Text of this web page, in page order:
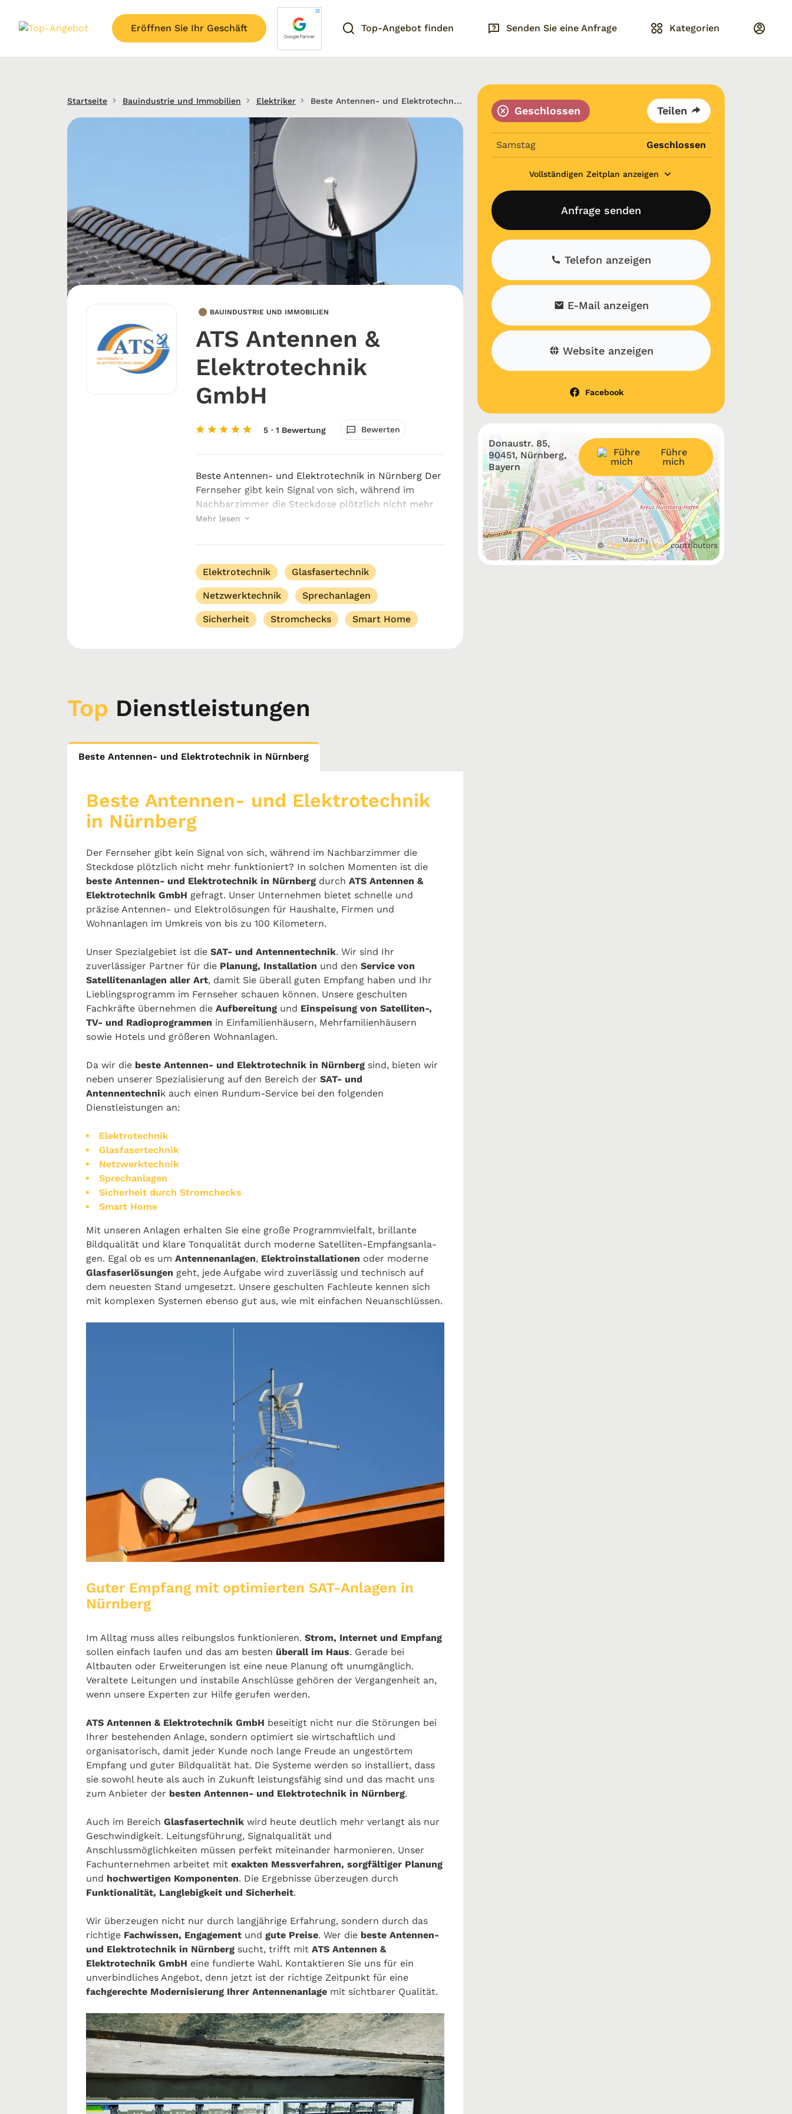
Eröffnen Sie Ihr Geschäft Top-Angebot finden Senden Sie eine Anfrage Kategorien
Startseite Bauindustrie und Immobilien Elektriker Beste Antennen- und Elektrotechnik in Nürnberg
BAUINDUSTRIE UND IMMOBILIEN
ATS Antennen &
Elektrotechnik
GmbH
5 · 1 Bewertung Bewerten
Beste Antennen- und Elektrotechnik in Nürnberg Der
Fernseher gibt kein Signal von sich, während im
Nachbarzimmer die Steckdose plötzlich nicht mehr
funktioniert? In solchen Momenten ist die beste
Mehr lesen
Elektrotechnik Glasfasertechnik
Netzwerktechnik Sprechanlagen
Sicherheit Stromchecks Smart Home
Geschlossen Teilen
Samstag Geschlossen
Vollständigen Zeitplan anzeigen
Anfrage senden
Telefon anzeigen
E-Mail anzeigen
Website anzeigen
Facebook
+
−
©OpenStreetMapcontributors
Donaustr. 85,
90451, Nürnberg,
Bayern
Führe
mich
Top Dienstleistungen
Beste Antennen- und Elektrotechnik in Nürnberg
Beste Antennen- und Elektrotechnik
in Nürnberg
Der Fernseher gibt kein Signal von sich, während im Nachbarzimmer die
Steckdose plötzlich nicht mehr funktioniert? In solchen Momenten ist die
beste Antennen- und Elektrotechnik in Nürnberg durch ATS Antennen &
Elektrotechnik GmbH gefragt. Unser Unternehmen bietet schnelle und
präzise Antennen- und Elektrolösungen für Haushalte, Firmen und
Wohnanlagen im Umkreis von bis zu 100 Kilometern.
Unser Spezialgebiet ist die SAT- und Antennentechnik. Wir sind Ihr
zuverlässiger Partner für die Planung, Installation und den Service von
Satellitenanlagen aller Art, damit Sie überall guten Empfang haben und Ihr
Lieblingsprogramm im Fernseher schauen können. Unsere geschulten
Fachkräfte übernehmen die Aufbereitung und Einspeisung von Satelliten-,
TV- und Radioprogrammen in Einfamilienhäusern, Mehrfamilienhäusern
sowie Hotels und größeren Wohnanlagen.
Da wir die beste Antennen- und Elektrotechnik in Nürnberg sind, bieten wir
neben unserer Spezialisierung auf den Bereich der SAT- und
Antennentechnik auch einen Rundum-Service bei den folgenden
Dienstleistungen an:
Elektrotechnik
Glasfasertechnik
Netzwerktechnik
Sprechanlagen
Sicherheit durch Stromchecks
Smart Home
Mit unseren Anlagen erhalten Sie eine gro­ße Pro­gramm­viel­falt, bril­lan­te
Bildqualität und klare Ton­qua­lität durch mo­der­ne Sa­tel­li­ten-Emp­fangs­an­la­
gen. Egal ob es um Antennenanlagen, Elektroinstallationen oder moderne
Glasfaserlösungen geht, jede Aufgabe wird zuverlässig und technisch auf
dem neuesten Stand umgesetzt. Unsere geschulten Fachleute kennen sich
mit komplexen Systemen ebenso gut aus, wie mit einfachen Neuanschlüssen.
Guter Empfang mit optimierten SAT-Anlagen in
Nürnberg
Im Alltag muss alles reibungslos funktionieren. Strom, Internet und Empfang
sollen einfach laufen und das am besten überall im Haus. Gerade bei
Altbauten oder Erweiterungen ist eine neue Planung oft unumgänglich.
Veraltete Leitungen und instabile Anschlüsse gehören der Vergangenheit an,
wenn unsere Experten zur Hilfe gerufen werden.
ATS Antennen & Elektrotechnik GmbH beseitigt nicht nur die Störungen bei
Ihrer bestehenden Anlage, sondern optimiert sie wirtschaftlich und
organisatorisch, damit jeder Kunde noch lange Freude an ungestörtem
Empfang und guter Bildqualität hat. Die Systeme werden so installiert, dass
sie sowohl heute als auch in Zukunft leistungsfähig sind und das macht uns
zum Anbieter der besten Antennen- und Elektrotechnik in Nürnberg.
Auch im Bereich Glasfasertechnik wird heute deutlich mehr verlangt als nur
Geschwindigkeit. Leitungsführung, Signalqualität und
Anschlussmöglichkeiten müssen perfekt miteinander harmonieren. Unser
Fachunternehmen arbeitet mit exakten Messverfahren, sorgfältiger Planung
und hochwertigen Komponenten. Die Ergebnisse überzeugen durch
Funktionalität, Langlebigkeit und Sicherheit.
Wir überzeugen nicht nur durch langjährige Erfahrung, sondern durch das
richtige Fachwissen, Engagement und gute Preise. Wer die beste Antennen-
und Elektrotechnik in Nürnberg sucht, trifft mit ATS Antennen &
Elektrotechnik GmbH eine fundierte Wahl. Kontaktieren Sie uns für ein
unverbindliches Angebot, denn jetzt ist der richtige Zeitpunkt für eine
fachgerechte Modernisierung Ihrer Antennenanlage mit sichtbarer Qualität.